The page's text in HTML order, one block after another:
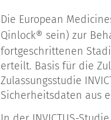
Die European
Qinlock® sein) zur
fortgeschrittenen
erteilt. Basis für die
Zulassungsstudie
Sicherheitsdaten aus